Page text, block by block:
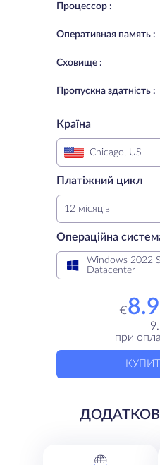
Процессор :
Oперативная память :
Cховище :
Пропускна здатність :
Країна
Chicago, US
Платіжний цикл
12 місяців
Операційна
Windows 2022
Datacenter
€
при